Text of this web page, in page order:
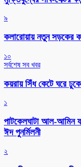
৯
কলারোয়ায় নতুন সড়কের
১০
সর্বশেষ সব খবর
কয়রায় সিঁধ কেটে ঘরে
১
পাটকেলঘাটা আল-আমিন
ঈদ পুনর্মিলনী
২